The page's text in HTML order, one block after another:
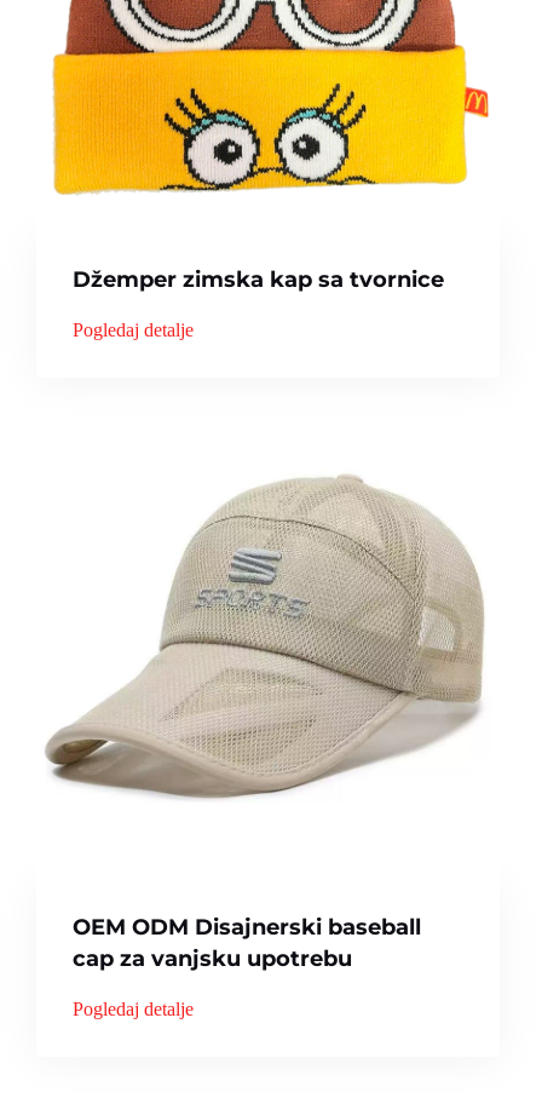
Džemper zimska kap sa tvornice
Pogledaj detalje
OEM ODM Disajnerski baseball
cap za vanjsku upotrebu
Pogledaj detalje